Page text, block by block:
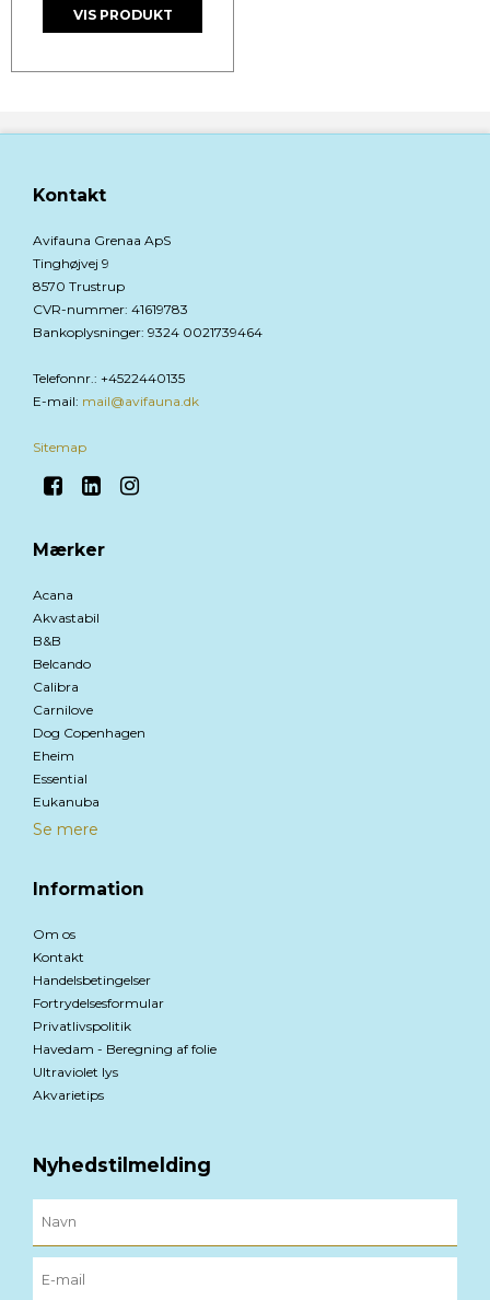
VIS PRODUKT
Kontakt
Avifauna Grenaa ApS
Tinghøjvej 9
8570 Trustrup
CVR-nummer: 41619783
Bankoplysninger: 9324 0021739464
Telefonnr. : +4522440135
E-mail: mail@avifauna.dk
Sitemap
Mærker
Acana
Akvastabil
B&B
Belcando
Calibra
Carnilove
Dog Copenhagen
Eheim
Essential
Eukanuba
Se mere
Information
Om os
Kontakt
Handelsbetingelser
Fortrydelsesformular
Privatlivspolitik
Havedam - Beregning af folie
Ultraviolet lys
Akvarietips
Nyhedstilmelding